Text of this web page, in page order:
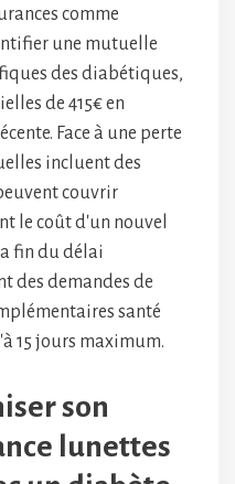
comme
une mutuelle
des diabétiques,
de 415€ en
Face à une perte
incluent des
couvrir
le coût d'un nouvel
fin du délai
des demandes de
santé
15 jours maximum.
son
lunettes